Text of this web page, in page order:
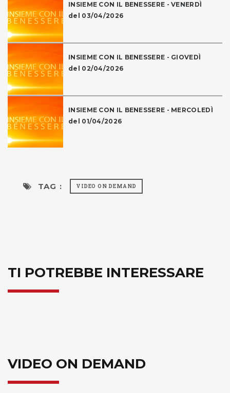
INSIEME CON IL BENESSERE - VENERDÌ
del 03/04/2026
INSIEME CON IL BENESSERE - GIOVEDÌ
del 02/04/2026
INSIEME CON IL BENESSERE - MERCOLEDÌ
del 01/04/2026
TAG : VIDEO ON DEMAND
TI POTREBBE INTERESSARE
VIDEO ON DEMAND